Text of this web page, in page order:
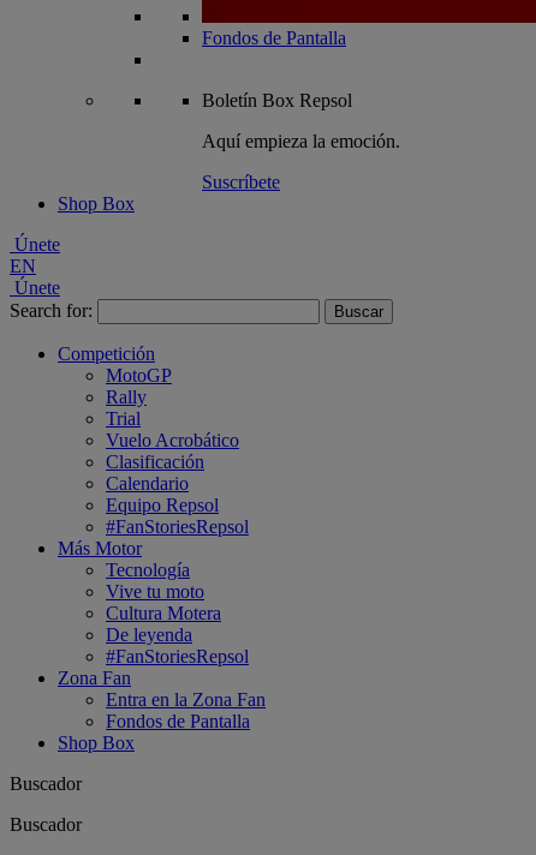
Fondos de Pantalla
Boletín Box Repsol
Aquí empieza la emoción.
Suscríbete
Shop Box
Únete
EN
Únete
Search for:
Competición
MotoGP
Rally
Trial
Vuelo Acrobático
Clasificación
Calendario
Equipo Repsol
#FanStoriesRepsol
Más Motor
Tecnología
Vive tu moto
Cultura Motera
De leyenda
#FanStoriesRepsol
Zona Fan
Entra en la Zona Fan
Fondos de Pantalla
Shop Box
Buscador
Buscador